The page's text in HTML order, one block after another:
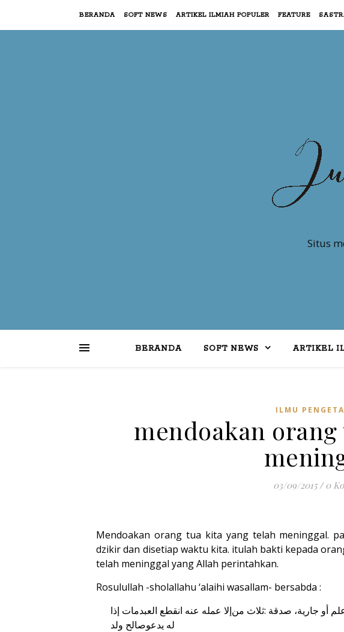
BERANDA SOFT NEWS ARTIKEL ILMIAH POPULER FEATURE
Situs
BERANDA SOFT NEWS ARTIKEL
ILMU
mendoakan
03/09/2015 / 0
Mendoakan orang tua kita yang telah meninggal.
dzikir dan disetiap waktu kita. itulah bakti kepada
telah meninggal yang Allah perintahkan.
Rosulullah -sholallahu ‘alaihi wasallam- bersabda :
إذا ماتالعبد انقطع عنه عمله إلامن ثلاث: صدقة جارية، أو
ولد صالحيدعو له